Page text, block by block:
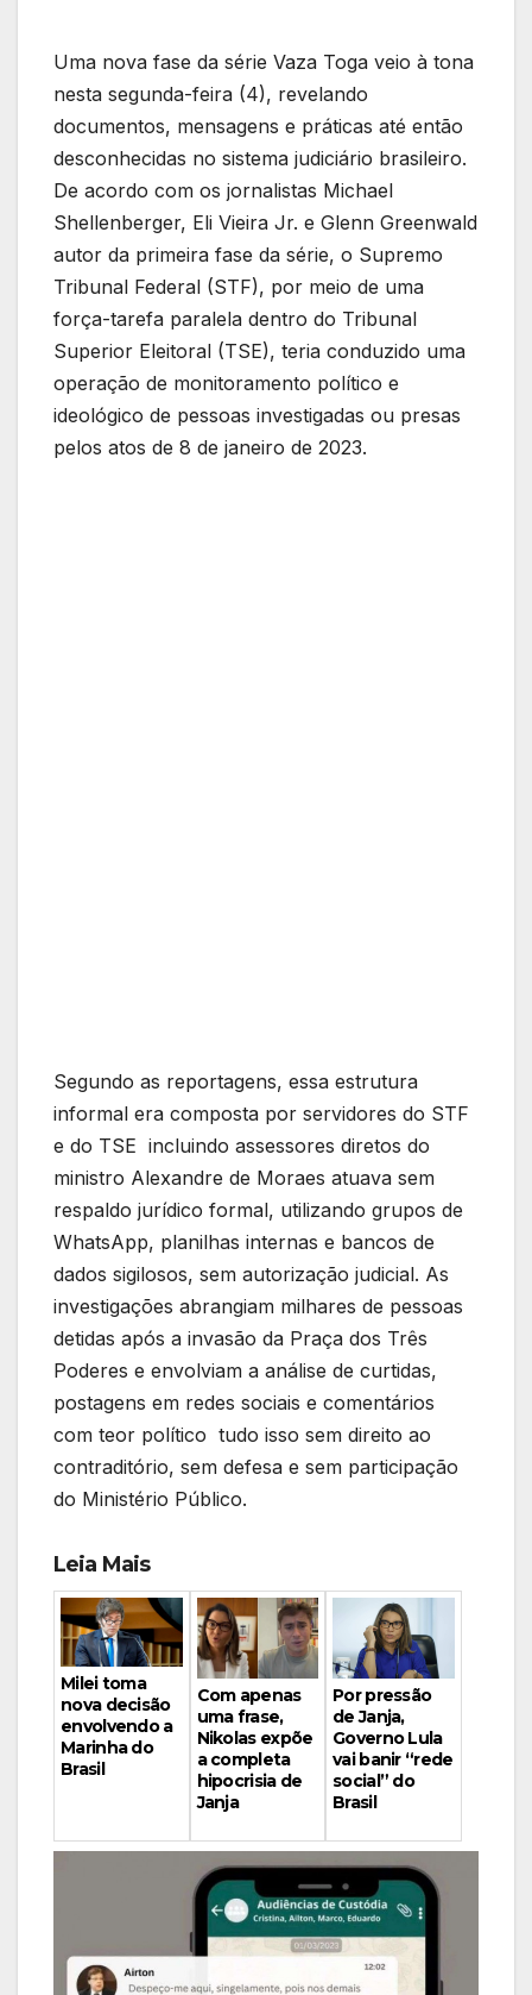
Uma nova fase da série Vaza Toga veio à tona
nesta segunda-feira (4), revelando
documentos, mensagens e práticas até então
desconhecidas no sistema judiciário brasileiro.
De acordo com os jornalistas Michael
Shellenberger, Eli Vieira Jr. e Glenn Greenwald
autor da primeira fase da série, o Supremo
Tribunal Federal (STF), por meio de uma
força-tarefa paralela dentro do Tribunal
Superior Eleitoral (TSE), teria conduzido uma
operação de monitoramento político e
ideológico de pessoas investigadas ou presas
pelos atos de 8 de janeiro de 2023.
Segundo as reportagens, essa estrutura
informal era composta por servidores do STF
e do TSE incluindo assessores diretos do
ministro Alexandre de Moraes atuava sem
respaldo jurídico formal, utilizando grupos de
WhatsApp, planilhas internas e bancos de
dados sigilosos, sem autorização judicial. As
investigações abrangiam milhares de pessoas
detidas após a invasão da Praça dos Três
Poderes e envolviam a análise de curtidas,
postagens em redes sociais e comentários
com teor político tudo isso sem direito ao
contraditório, sem defesa e sem participação
do Ministério Público.
Leia Mais
Milei toma
nova decisão
envolvendo a
Marinha do
Brasil
Com apenas
uma frase,
Nikolas expõe
a completa
hipocrisia de
Janja
Por pressão
de Janja,
Governo Lula
vai banir “rede
social” do
Brasil